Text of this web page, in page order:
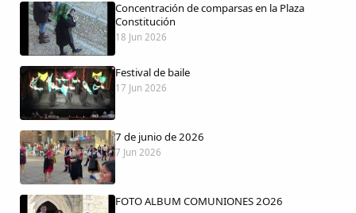
Concentración de comparsas en la Plaza
Constitución
18 Jun 2026
Festival de baile
17 Jun 2026
7 de junio de 2026
7 Jun 2026
FOTO ALBUM COMUNIONES 2O26
Compartir en Twitter
Copiar enlace